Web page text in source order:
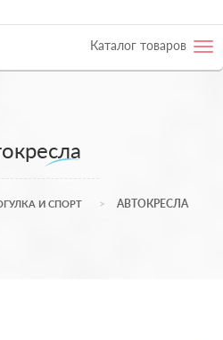
Каталог товаров
И СПОРТ АВТОКРЕСЛА